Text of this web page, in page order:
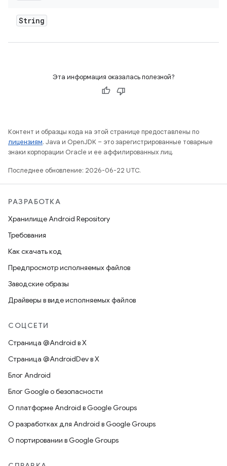
String
Эта информация оказалась полезной?
Контент и образцы кода на этой странице предоставлены по
лицензиям. Java и OpenJDK – это зарегистрированные товарные
знаки корпорации Oracle и ее аффилированных лиц.
Последнее обновление: 2026-06-22 UTC.
РАЗРАБОТКА
Хранилище Android Repository
Требования
Как скачать код
Предпросмотр исполняемых файлов
Заводские образы
Драйверы в виде исполняемых файлов
СОЦСЕТИ
Страница @Android в X
Страница @AndroidDev в X
Блог Android
Блог Google о безопасности
О платформе Android в Google Groups
О разработках для Android в Google Groups
О портировании в Google Groups